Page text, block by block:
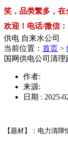
笑，品类繁多，
欢迎！电话/微信：
供电 自来水公司
当前位置： 首页 >
国网供电公司清理
作者:
来源:
日期 : 2025-
【题材】：电力清障